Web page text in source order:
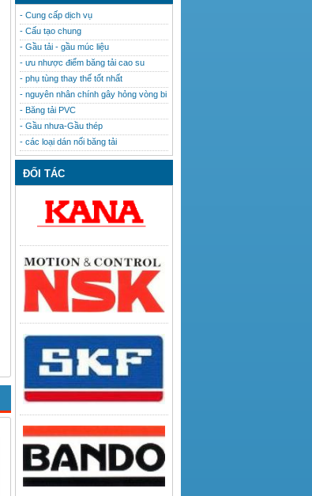
- Cung cấp dịch vụ
- Cấu tạo chung
- Gầu tải - gầu múc liệu
- ưu nhược điểm băng tải cao su
- phụ tùng thay thế tốt nhất
- nguyên nhân chính gây hỏng vòng bi
- Băng tải PVC
- Gầu nhưa-Gầu thép
- các loại dán nối băng tải
ĐỐI TÁC